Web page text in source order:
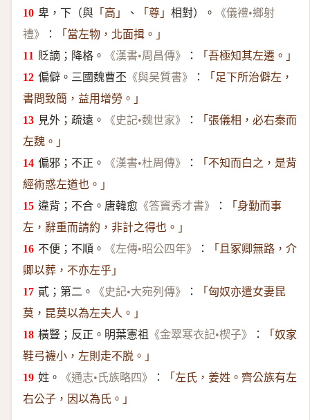
卑，下（與「高」 、 「尊」 相對）。
《儀禮•鄉射
禮》
： 「當左物，北面揖。」
貶謫；降格。 《漢書•周昌傳》 ： 「吾極知其左遷。」
偏僻。三國魏曹丕 《與吴質書》 ：
「足下所治僻左，
書問致簡，益用增勞。」
見外；疏遠。 《史記•魏世家》 ：
「張儀相，必右秦而
左魏。」
偏邪；不正。 《漢書•杜周傳》 ：
「不知而白之，是背
經術惑左道也。」
違背；不合。唐韓愈《答竇秀才書》 ：
「身勤而事
左，辭重而請約，非計之得也。」
不便；不順。 《左傳•昭公四年》 ：
「且冢卿無路，介
卿以葬，不亦左乎」
貳；第二。 《史記•大宛列傳》 ：
「匈奴亦遣女妻昆
莫，昆莫以為左夫人。」
橫豎；反正。明葉憲祖 《金翠寒衣記•楔子》 ：
「奴家
鞋弓襪小，左則走不脱。」
姓。 《通志•氏族略四》 ：
「左氏，姜姓。齊公族有左
右公子，因以為氏。」